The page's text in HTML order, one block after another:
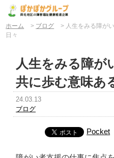
ホーム > ブログ > 人生をみる障が
日々
人生をみる障が
共に歩む意味あ
24.03.13
ブログ
Pocket